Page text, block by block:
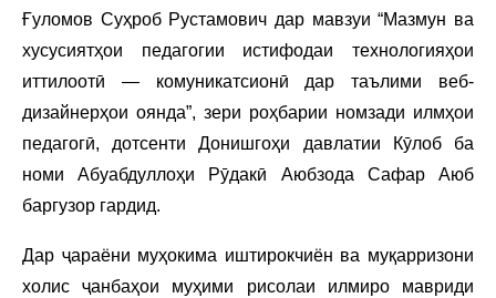
Ғуломов Суҳроб Рустамович дар мавзуи “Мазмун ва
хусусиятҳои педагогии истифодаи технологияҳои
иттилоотӣ — комуникатсионӣ дар таълими веб-
дизайнерҳои оянда”, зери роҳбарии номзади илмҳои
педагогӣ, дотсенти Донишгоҳи давлатии Кӯлоб ба
номи Абуабдуллоҳи Рӯдакӣ Аюбзода Сафар Аюб
баргузор гардид.
Дар ҷараёни муҳокима иштирокчиён ва муқарризони
холис ҷанбаҳои муҳими рисолаи илмиро мавриди